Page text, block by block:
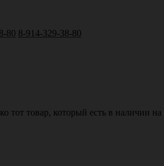
80 8-914-329-38-80
тот товар, который есть в наличии